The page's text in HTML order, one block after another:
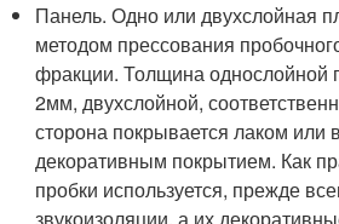
Панель. Одно или двухслойная
методом прессования
фракции. Толщина однослойной
2мм, двухслойной,
сторона покрывается лаком или
декоративным покрытием. Как
пробки используется, прежде